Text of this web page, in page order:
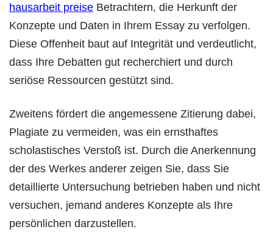
hausarbeit preise Betrachtern, die Herkunft der
Konzepte und Daten in Ihrem Essay zu verfolgen.
Diese Offenheit baut auf Integrität und verdeutlicht,
dass Ihre Debatten gut recherchiert und durch
seriöse Ressourcen gestützt sind.
Zweitens fördert die angemessene Zitierung dabei,
Plagiate zu vermeiden, was ein ernsthaftes
scholastisches Verstoß ist. Durch die Anerkennung
der des Werkes anderer zeigen Sie, dass Sie
detaillierte Untersuchung betrieben haben und nicht
versuchen, jemand anderes Konzepte als Ihre
persönlichen darzustellen.